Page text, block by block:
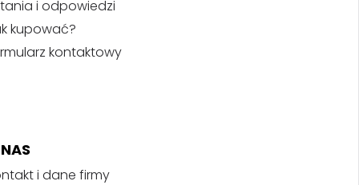
i odpowiedzi
kupować?
kontaktowy
i dane firmy